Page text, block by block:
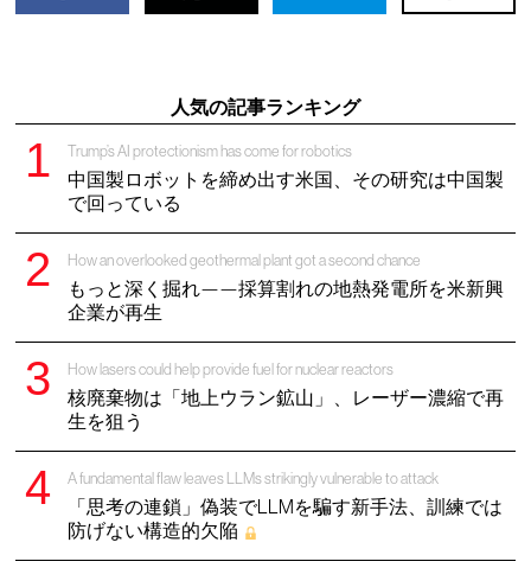
人気の記事ランキング
Trump’s AI protectionism has come for robotics
中国製ロボットを締め出す米国、その研究は中国製
で回っている
How an overlooked geothermal plant got a second chance
もっと深く掘れ——採算割れの地熱発電所を米新興
企業が再生
How lasers could help provide fuel for nuclear reactors
核廃棄物は「地上ウラン鉱山」、レーザー濃縮で再
生を狙う
A fundamental flaw leaves LLMs strikingly vulnerable to attack
「思考の連鎖」偽装でLLMを騙す新手法、訓練では
防げない構造的欠陥